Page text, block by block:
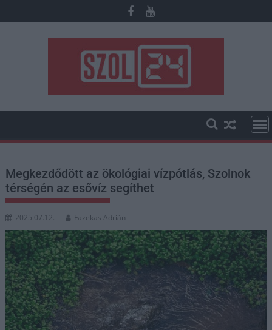
to
Megkezdődött az ökológiai vízpótlás, Szolnok
térségén az esővíz segíthet
2025.07.12. Fazekas Adrián